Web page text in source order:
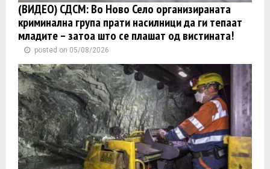
(ВИДЕО) СДСМ: Во Ново Село организираната
криминална група прати насилници да ги тепаат
младите – затоа што се плашат од вистината!
posted on 05/08/2026